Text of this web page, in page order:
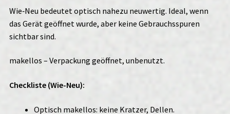
Wie‑Neu bedeutet optisch nahezu neuwertig. Ideal, wenn
das Gerät geöffnet wurde, aber keine Gebrauchsspuren
sichtbar sind.
makellos – Verpackung geöffnet, unbenutzt.
Checkliste (Wie-Neu):
Optisch makellos: keine Kratzer, Dellen.